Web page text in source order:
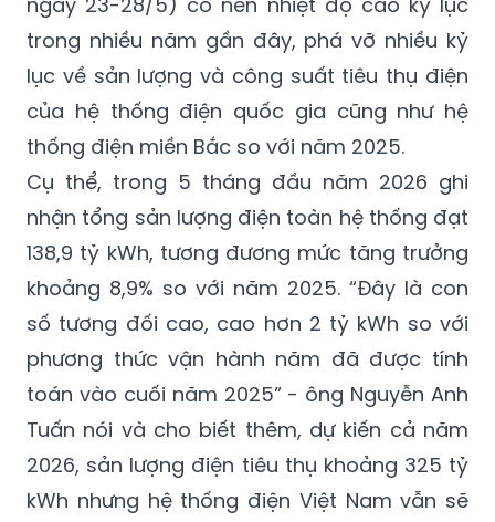
trong nhiều năm gần đây, phá vỡ nhiều kỷ
lục về sản lượng và công suất tiêu thụ điện
của hệ thống điện quốc gia cũng như hệ
thống điện miền Bắc so với năm 2025.
Cụ thể, trong 5 tháng đầu năm 2026 ghi
nhận tổng sản lượng điện toàn hệ thống đạt
138,9 tỷ kWh, tương đương mức tăng trưởng
khoảng 8,9% so với năm 2025. “Đây là con
số tương đối cao, cao hơn 2 tỷ kWh so với
phương thức vận hành năm đã được tính
toán vào cuối năm 2025” - ông Nguyễn Anh
Tuấn nói và cho biết thêm, dự kiến cả năm
2026, sản lượng điện tiêu thụ khoảng 325 tỷ
kWh nhưng hệ thống điện Việt Nam vẫn sẽ